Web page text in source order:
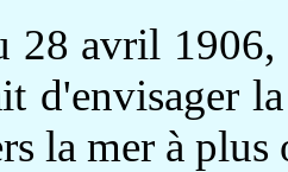
28 avril 1906,
d'envisager
la mer à plus